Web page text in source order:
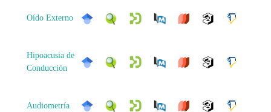
Oído Externo
Hipoacusia de
Conducción
Audiometría